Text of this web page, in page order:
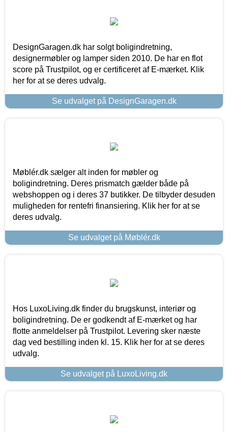
DesignGaragen.dk har solgt boligindretning,
designermøbler og lamper siden 2010. De har en flot
score på Trustpilot, og er certificeret af E-mærket. Klik
her for at se deres udvalg.
Se udvalget på DesignGaragen.dk
Møblér.dk sælger alt inden for møbler og
boligindretning. Deres prismatch gælder både på
webshoppen og i deres 37 butikker. De tilbyder desuden
muligheden for rentefri finansiering. Klik her for at se
deres udvalg.
Se udvalget på Møblér.dk
Hos LuxoLiving.dk finder du brugskunst, interiør og
boligindretning. De er godkendt af E-mærket og har
flotte anmeldelser på Trustpilot. Levering sker næste
dag ved bestilling inden kl. 15. Klik her for at se deres
udvalg.
Se udvalget på LuxoLiving.dk